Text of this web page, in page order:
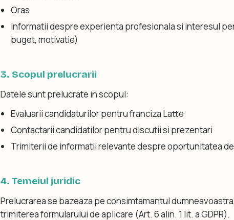
Oras
Informatii despre experienta profesionala si interesul
buget, motivatie)
3. Scopul prelucrarii
Datele sunt prelucrate in scopul:
Evaluarii candidaturilor pentru franciza Latte
Contactarii candidatilor pentru discutii si prezentari
Trimiterii de informatii relevante despre oportunitatea
4. Temeiul juridic
Prelucrarea se bazeaza pe consimtamantul
trimiterea formularului de aplicare (Art. 6 alin. 1 lit. a GDPR).